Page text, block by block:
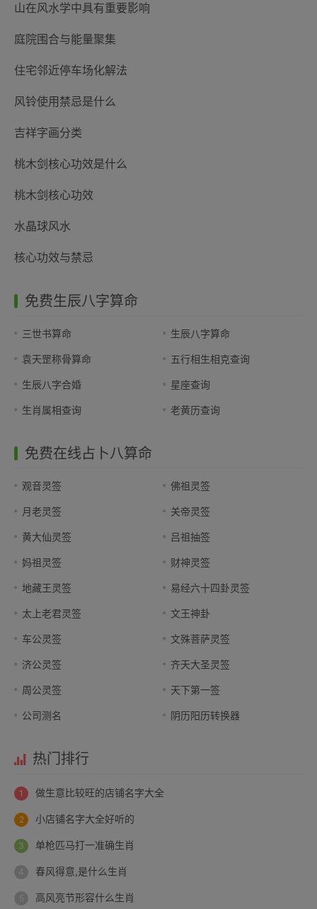
山在风水学中具有重要影响
庭院围合与能量聚集
住宅邻近停车场化解法
风铃使用禁忌是什么
吉祥字画分类
桃木剑核心功效是什么
桃木剑核心功效
水晶球风水
核心功效与禁忌
免费生辰八字算命
三世书算命 生辰八字算命
袁天罡称骨算命 五行相生相克查询
生辰八字合婚 星座查询
生肖属相查询 老黄历查询
免费在线占卜八算命
观音灵签 佛祖灵签
月老灵签 关帝灵签
黄大仙灵签 吕祖抽签
妈祖灵签 财神灵签
地藏王灵签 易经六十四卦灵签
太上老君灵签 文王神卦
车公灵签 文殊菩萨灵签
济公灵签 齐天大圣灵签
周公灵签 天下第一签
公司测名 阴历阳历转换器
热门排行
做生意比较旺的店铺名字大全
小店铺名字大全好听的
单枪匹马打一准确生肖
春风得意,是什么生肖
高风亮节形容什么生肖